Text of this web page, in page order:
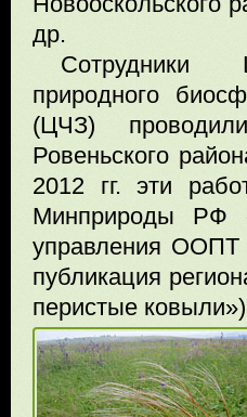
др.
Сотрудники
природного
(ЦЧЗ)
Ровеньского
2012 гг. эти
Минприроды РФ
управления ООПТ
публикация
перистые